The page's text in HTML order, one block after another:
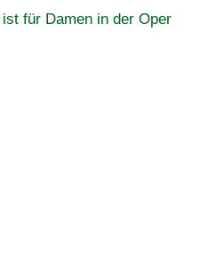
für Damen in der Oper